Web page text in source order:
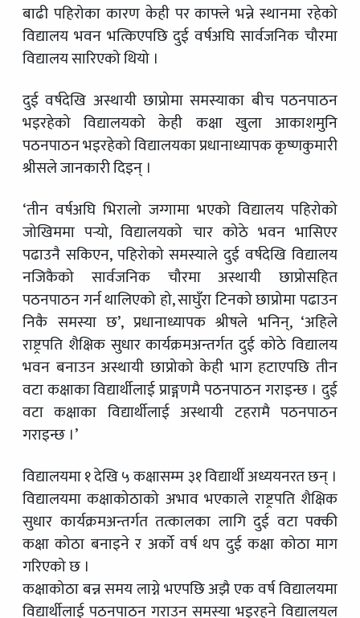
बाढी पहिरोका कारण केही पर काफ्ले भन्ने स्थानमा रहेको
विद्यालय भवन भत्किएपछि दुई वर्षअघि सार्वजनिक चौरमा
विद्यालय सारिएको थियो ।
दुई वर्षदेखि अस्थायी छाप्रोमा समस्याका बीच पठनपाठन
भइरहेको विद्यालयको केही कक्षा खुला आकाशमुनि
पठनपाठन भइरहेको विद्यालयका प्रधानाध्यापक कृष्णकुमारी
श्रीसले जानकारी दिइन् ।
‘तीन वर्षअघि भिरालो जग्गामा भएको विद्यालय पहिरोको
जोखिममा पर्‍यो, विद्यालयको चार कोठे भवन भासिएर
पढाउनै सकिएन, पहिरोको समस्याले दुई वर्षदेखि विद्यालय
नजिकैको सार्वजनिक चौरमा अस्थायी छाप्रोसहित
पठनपाठन गर्न थालिएको हो, साघुँरा टिनको छाप्रोमा पढाउन
निकै समस्या छ’, प्रधानाध्यापक श्रीषले भनिन्, ‘अहिले
राष्ट्रपति शैक्षिक सुधार कार्यक्रमअन्तर्गत दुई कोठे विद्यालय
भवन बनाउन अस्थायी छाप्रोको केही भाग हटाएपछि तीन
वटा कक्षाका विद्यार्थीलाई प्राङ्गणमै पठनपाठन गराइन्छ । दुई
वटा कक्षाका विद्यार्थीलाई अस्थायी टहरामै पठनपाठन
गराइन्छ ।’
विद्यालयमा १ देखि ५ कक्षासम्म ३१ विद्यार्थी अध्ययनरत छन् ।
विद्यालयमा कक्षाकोठाको अभाव भएकाले राष्ट्रपति शैक्षिक
सुधार कार्यक्रमअन्तर्गत तत्कालका लागि दुई वटा पक्की
कक्षा कोठा बनाइने र अर्को वर्ष थप दुई कक्षा कोठा माग
गरिएको छ ।
कक्षाकोठा बन्न समय लाग्ने भएपछि अझै एक वर्ष विद्यालयमा
विद्यार्थीलाई पठनपाठन गराउन समस्या भइरहने विद्यालयल